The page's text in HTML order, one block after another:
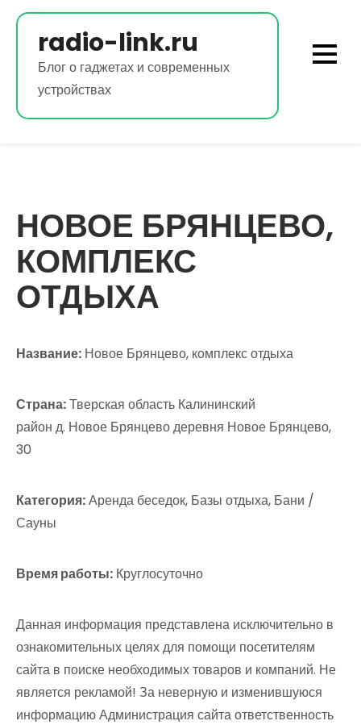
Перейти
содержимомуradio-link.ru
Блог о гаджетах и современных
устройствах
НОВОЕ БРЯНЦЕВО,
КОМПЛЕКС
ОТДЫХА
Название: Новое Брянцево, комплекс отдыха
Страна:Тверская область Калининский
район д. Новое Брянцево деревня Новое Брянцево,
30
Категория:Аренда беседок, Базы отдыха, Бани /
Сауны
Время работы: Круглосуточно
Данная информация представлена исключительно в
ознакомительных целях для помощи посетителям
сайта в поиске необходимых товаров и компаний. Не
является рекламой! За неверную и изменившуюся
информацию Администрация сайта ответственность